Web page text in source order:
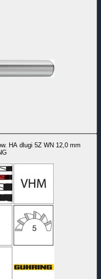
HA dlugi 5Z WN 12,0 mm